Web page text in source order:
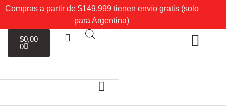
Compras a partir de $149.999 tienen envío gratis (solo
para Argentina)
$0,00
0